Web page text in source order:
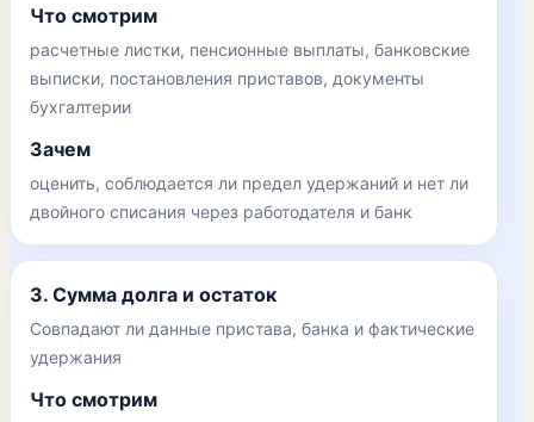
Что смотрим
расчетные листки, пенсионные выплаты, банковские
выписки, постановления приставов, документы
бухгалтерии
Зачем
оценить, соблюдается ли предел удержаний и нет ли
двойного списания через работодателя и банк
3. Сумма долга и остаток
Совпадают ли данные пристава, банка и фактические
удержания
Что смотрим